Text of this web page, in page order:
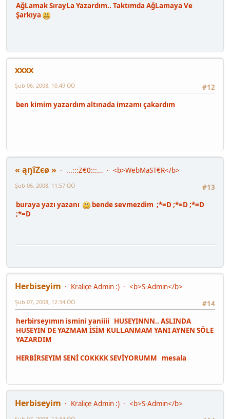
AğLamak SırayLa Yazardım.. Taktımda AğLamaya Ve
Şarkıya
xxxx
#12
Şub 06, 2008, 10:49 ÖÖ
ben kimim yazardım altınada imzamı çakardım
« ąŋîZєø » ...:::Z€0:::...
<b>WebMaST€R</b>
#13
Şub 06, 2008, 11:57 ÖÖ
buraya yazı yazanı
bende sevmezdim ;*=D ;*=D ;*=D
;*=D
Herbiseyim Kraliçe Admin :)
<b>S-Admin</b>
#14
Şub 07, 2008, 12:34 ÖÖ
herbirseyımın ismini yaniiii HUSEYINNN.. ASLINDA
HUSEYIN DE YAZMAM İSİM KULLANMAM YANI AYNEN SÖLE
YAZARDIM
HERBİRSEYIM SENİ COKKKK SEVİYORUMM mesala
Herbiseyim Kraliçe Admin :)
<b>S-Admin</b>